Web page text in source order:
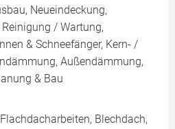
Neueindeckung,
/ Wartung,
& Schneefänger, Kern- /
Außendämmung,
& Bau
Blechdach,